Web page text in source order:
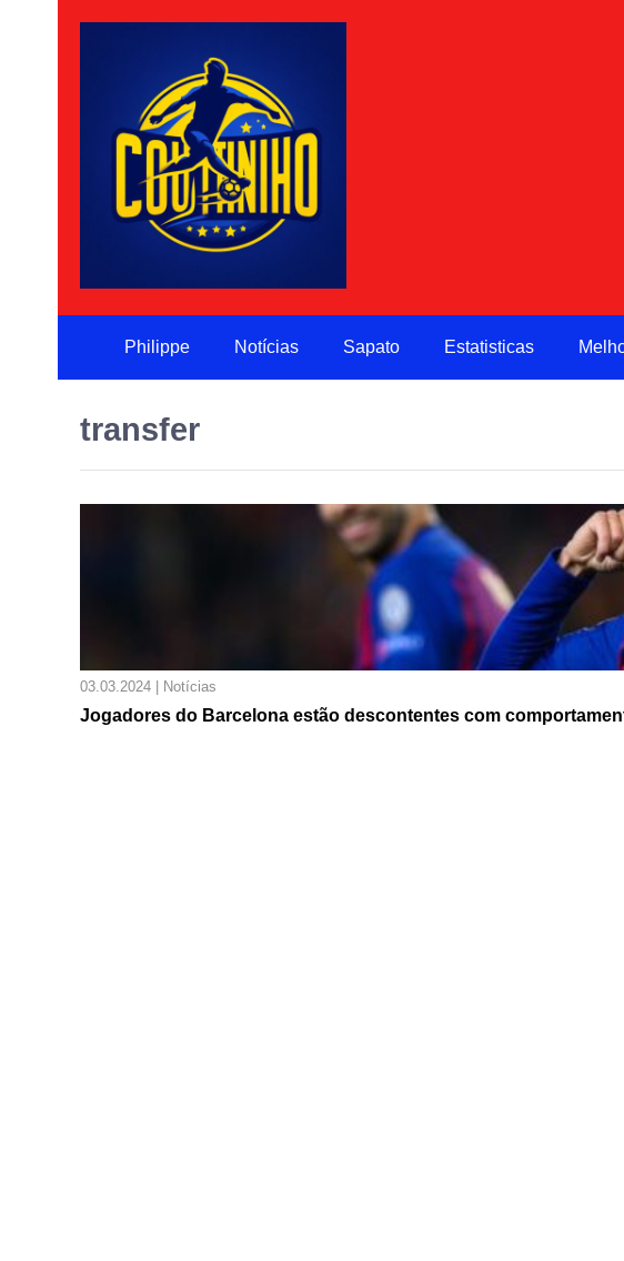
Philippe Notícias Sapato Estatisticas
transfer
03.03.2024 | Notícias
Jogadores do Barcelona estão descontentes com